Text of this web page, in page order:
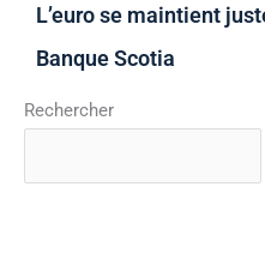
L’euro se maintient
Banque Scotia
Rechercher